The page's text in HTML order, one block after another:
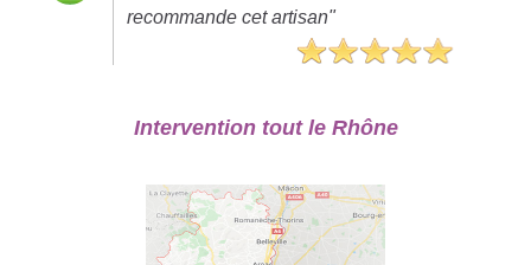
recommande cet artisan"
Intervention tout le Rhône